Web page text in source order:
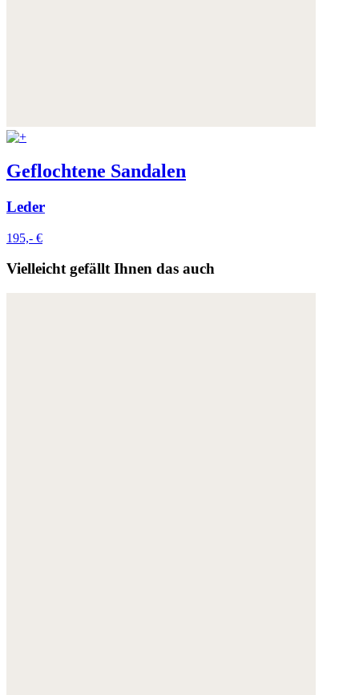
Geflochtene Sandalen
Leder
195,- €
Vielleicht gefällt Ihnen das auch